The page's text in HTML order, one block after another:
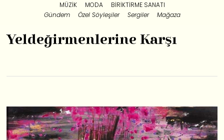
MÜZIK
MODA
BIRIKTIRME SANATI
Gündem
Özel Söyleşiler Sergiler Mağaza
Yeldeğirmenlerine Karşı